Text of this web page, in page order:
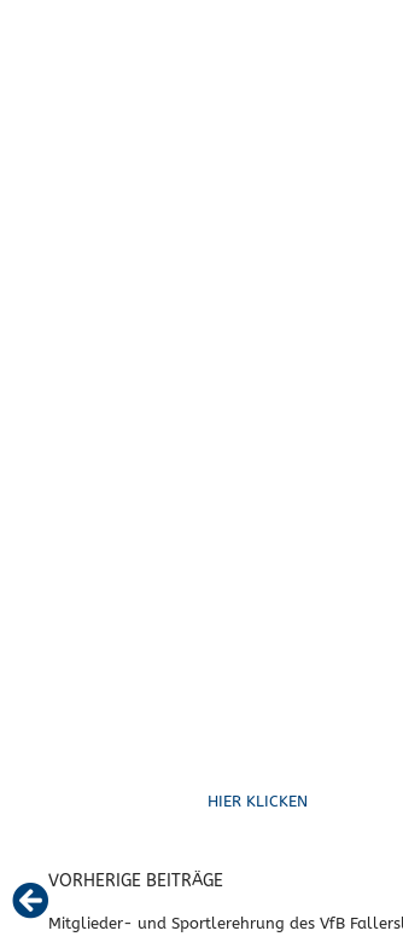
HIER KLICKEN
VORHERIGE BEITRÄGE
Mitglieder- und Sportlerehrung des VfB